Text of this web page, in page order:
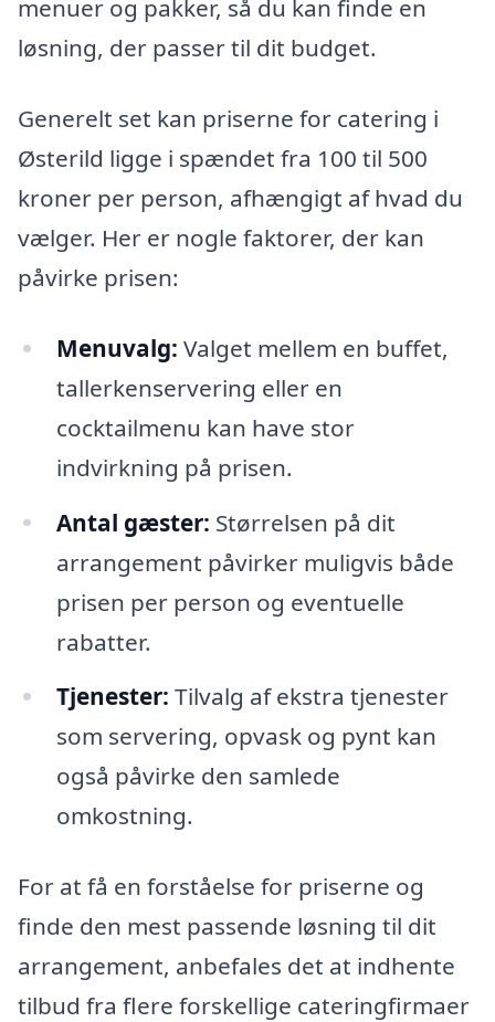
menuer og pakker, så du kan finde en
løsning, der passer til dit budget.
Generelt set kan priserne for catering i
Østerild ligge i spændet fra 100 til 500
kroner per person, afhængigt af hvad du
vælger. Her er nogle faktorer, der kan
påvirke prisen:
Menuvalg: Valget mellem en buffet,
tallerkenservering eller en
cocktailmenu kan have stor
indvirkning på prisen.
Antal gæster: Størrelsen på dit
arrangement påvirker muligvis både
prisen per person og eventuelle
rabatter.
Tjenester: Tilvalg af ekstra tjenester
som servering, opvask og pynt kan
også påvirke den samlede
omkostning.
For at få en forståelse for priserne og
finde den mest passende løsning til dit
arrangement, anbefales det at indhente
tilbud fra flere forskellige cateringfirmaer